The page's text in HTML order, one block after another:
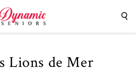
Lions de Mer